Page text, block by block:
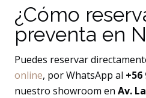
¿Cómo
preventa en
Puedes reservar
online, por WhatsApp al +56
nuestro showroom en Av.